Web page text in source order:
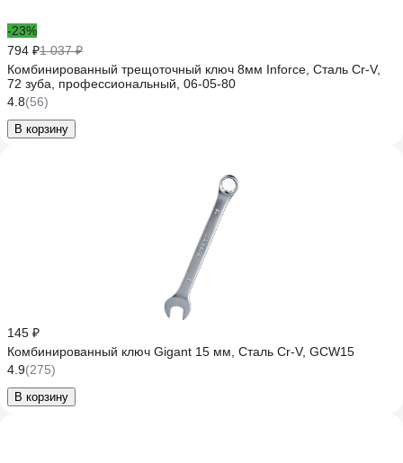
-23%
794 ₽1 037 ₽
Комбинированный трещоточный ключ 8мм Inforce, Сталь Cr-V,
72 зуба, профессиональный, 06-05-80
4.8(56)
В корзину
145 ₽
Комбинированный ключ Gigant 15 мм, Сталь Cr-V, GCW15
4.9(275)
В корзину